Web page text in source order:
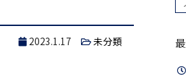
2023.1.17 未分類